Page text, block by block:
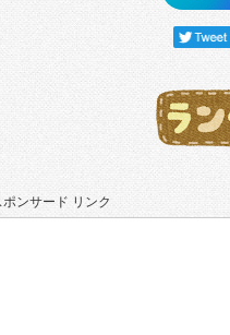
ポンサード リンク